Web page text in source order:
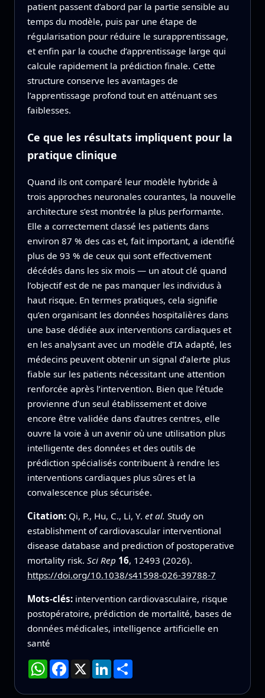
patient passent d’abord par la partie sensible au
temps du modèle, puis par une étape de
régularisation pour réduire le surapprentissage,
et enfin par la couche d’apprentissage large qui
calcule rapidement la prédiction finale. Cette
structure conserve les avantages de
l’apprentissage profond tout en atténuant ses
faiblesses.
Ce que les résultats impliquent pour la
pratique clinique
Quand ils ont comparé leur modèle hybride à
trois approches neuronales courantes, la nouvelle
architecture s’est montrée la plus performante.
Elle a correctement classé les patients dans
environ 87 % des cas et, fait important, a identifié
plus de 93 % de ceux qui sont effectivement
décédés dans les six mois — un atout clé quand
l’objectif est de ne pas manquer les individus à
haut risque. En termes pratiques, cela signifie
qu’en organisant les données hospitalières dans
une base dédiée aux interventions cardiaques et
en les analysant avec un modèle d’IA adapté, les
médecins peuvent obtenir un signal d’alerte plus
fiable sur les patients nécessitant une attention
renforcée après l’intervention. Bien que l’étude
provienne d’un seul établissement et doive
encore être validée dans d’autres centres, elle
ouvre la voie à un avenir où une utilisation plus
intelligente des données et des outils de
prédiction spécialisés contribuent à rendre les
interventions cardiaques plus sûres et la
convalescence plus sécurisée.
Citation: Qi, P., Hu, C., Li, Y. et al. Study on
establishment of cardiovascular interventional
disease database and prediction of postoperative
mortality risk. Sci Rep 16, 12493 (2026).
https://doi.org/10.1038/s41598-026-39788-7
Mots-clés: intervention cardiovasculaire, risque
postopératoire, prédiction de mortalité, bases de
données médicales, intelligence artificielle en
santé
WhatsApp
Facebook
X LinkedInPartager